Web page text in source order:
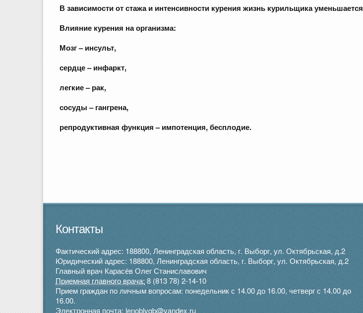
Взависимостиотстажа и интенсивности курения жизнь курильщикауменьшается
Влияние курения наорганизма:
Мозг–инсульт,
сердце–инфаркт,
легкие–рак,
сосуды–гангрена,
репродуктивная функция–импотенция,бесплодие.
Контакты
Фактический адрес: 188800, Ленинградская область, г. Выборг, ул. Октябрьская, д.2
Юридический адрес: 188800, Ленинградская область, г. Выборг, ул. Октябрьская, д.2
Главный врач Карасёв Олег Станиславович
Приемная главного врача: 8 (813 78) 2-14-10
Прием граждан по личным вопросам: понедельник с 14.00 до 16.00, четверг с 14.00 до
16.00.
Электронная почта: lenoblvgb@yandex.ru